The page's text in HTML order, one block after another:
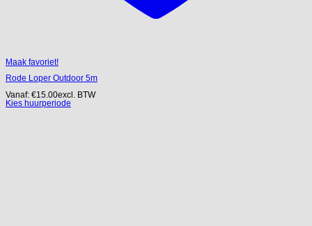
Maak favoriet!
Rode Loper Outdoor 5m
Vanaf: €15.00excl. BTW
Kies huurperiode